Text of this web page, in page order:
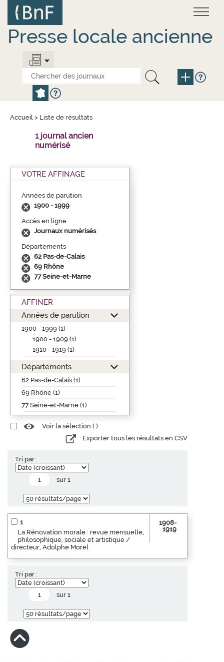
contenu
principal
Presse locale ancienne
Accueil > Liste de résultats
1 journal ancien
numérisé
VOTRE AFFINAGE
Années de parution
1900 - 1999
Accès en ligne
Journaux numérisés
Départements
62 Pas-de-Calais
69 Rhône
77 Seine-et-Marne
AFFINER
Années de parution
1900 - 1999 (1)
1900 - 1909 (1)
1910 - 1919 (1)
Départements
62 Pas-de-Calais (1)
69 Rhône (1)
77 Seine-et-Marne (1)
Voir la sélection ( )
Exporter tous les résultats en CSV
Tri par :
sur 1
1
La Rénovation morale : revue mensuelle,
philosophique, sociale et artistique /
directeur, Adolphe Morel
1908-
1919
Tri par :
sur 1
Panneau de gestion des cookies